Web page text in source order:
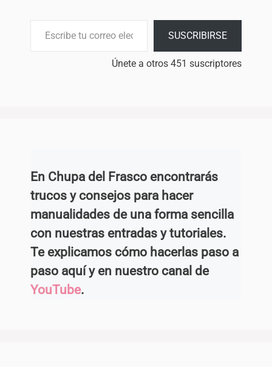
SUSCRIBIRSE
Únete a otros 451 suscriptores
En Chupa del Frasco encontrarás
trucos y consejos para hacer
manualidades de una forma sencilla
con nuestras entradas y tutoriales.
Te explicamos cómo hacerlas paso a
paso aquí y en nuestro canal de
YouTube.